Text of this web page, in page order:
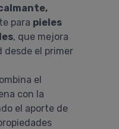
para pieles
, que mejora
desde el primer
el
con la
el aporte de